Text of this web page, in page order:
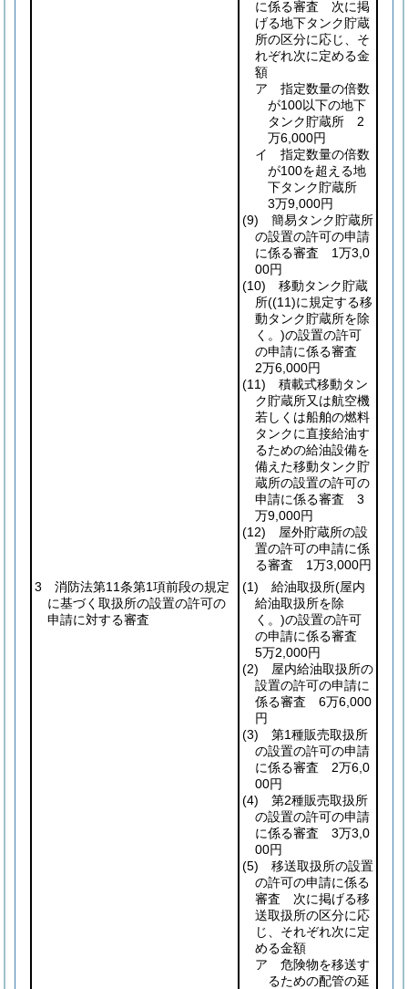
に係る審査 次に掲
げる地下タンク貯蔵
所の区分に応じ、そ
れぞれ次に定める金
額
ア 指定数量の倍数
が100以下の地下
タンク貯蔵所 2
万6,000円
イ 指定数量の倍数
が100を超える地
下タンク貯蔵所
3万9,000円
(9) 簡易タンク貯蔵所
の設置の許可の申請
に係る審査 1万3,0
00円
(10) 移動タンク貯蔵
所((11)に規定する移
動タンク貯蔵所を除
く。)の設置の許可
の申請に係る審査
2万6,000円
(11) 積載式移動タン
ク貯蔵所又は航空機
若しくは船舶の燃料
タンクに直接給油す
るための給油設備を
備えた移動タンク貯
蔵所の設置の許可の
申請に係る審査 3
万9,000円
(12) 屋外貯蔵所の設
置の許可の申請に係
る審査 1万3,000円
3 消防法第11条第1項前段の規定
に基づく取扱所の設置の許可の
申請に対する審査
(1) 給油取扱所(屋内
給油取扱所を除
く。)の設置の許可
の申請に係る審査
5万2,000円
(2) 屋内給油取扱所の
設置の許可の申請に
係る審査 6万6,000
円
(3) 第1種販売取扱所
の設置の許可の申請
に係る審査 2万6,0
00円
(4) 第2種販売取扱所
の設置の許可の申請
に係る審査 3万3,0
00円
(5) 移送取扱所の設置
の許可の申請に係る
審査 次に掲げる移
送取扱所の区分に応
じ、それぞれ次に定
める金額
ア 危険物を移送す
るための配管の延